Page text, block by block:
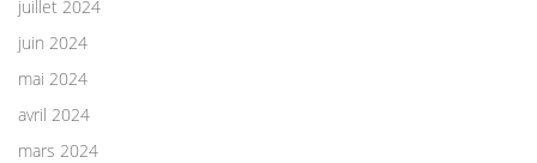
juillet 2024
juin 2024
mai 2024
avril 2024
mars 2024